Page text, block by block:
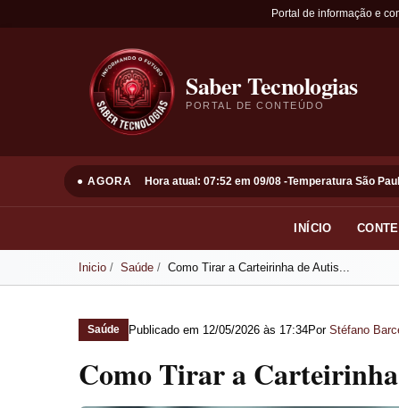
Portal de informação e
Saber Tecnologias
PORTAL DE CONTEÚDO
● AGORA Hora atual: 07:52 em 09/08 -Temperatura São
INÍCIO
Inicio Saúde Como Tirar a Carteirinha de Autis...
Saúde Publicado em 12/05/2026 às 17:34Por Stéfano
Como Tirar a